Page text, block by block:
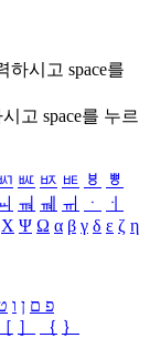
하시고 space를
고 space를 누르
ㅵ ㅶ ㅷ ㅸ
ㅹ
ㆊ ㆋ ㆌ ㆍ
ㆎ
Χ Ψ Ω α β γ δ ε ζ η
פ ם ן ו
［ ］ ｛ ｝